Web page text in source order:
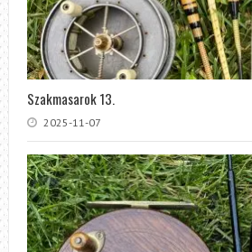
Szakmasarok 13.
2025-11-07